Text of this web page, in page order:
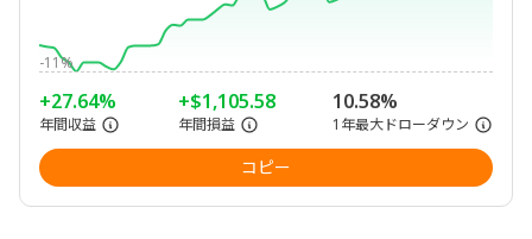
-11%
+27.64%
年間収益
+$1,105.58
年間損益
10.58%
1年最大ドローダウン
コピー